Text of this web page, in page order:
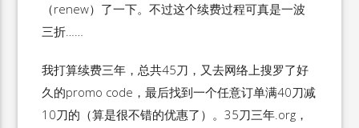
（renew）了一下。不过这个续费过程可真是一波
三折……
我打算续费三年，总共45刀，又去网络上搜罗了好
久的promo code，最后找到一个任意订单满40刀减
10刀的（算是很不错的优惠了）。35刀三年.org，